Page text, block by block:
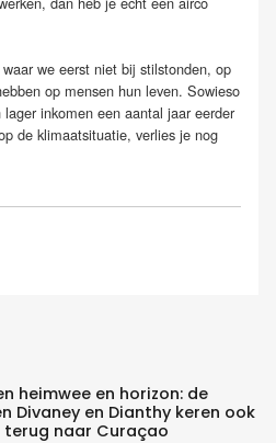
we eerst niet bij stilstonden, op
op mensen hun leven. Sowieso
inkomen een aantal jaar eerder
de klimaatsituatie, verlies je nog
heimwee en horizon: de
Divaney en Dianthy keren ook
terug naar Curaçao